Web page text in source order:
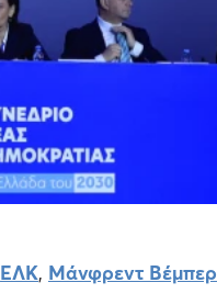
ΕΛΚ, Μάνφρεντ Βέμπερ